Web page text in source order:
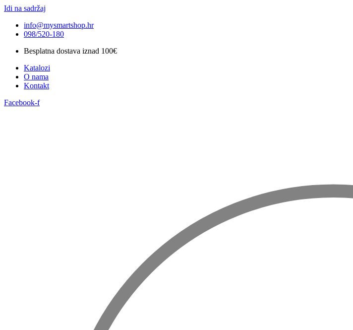
Idi na sadržaj
info@mysmartshop.hr
098/520-180
Besplatna dostava iznad 100€
Katalozi
O nama
Kontakt
Facebook-f